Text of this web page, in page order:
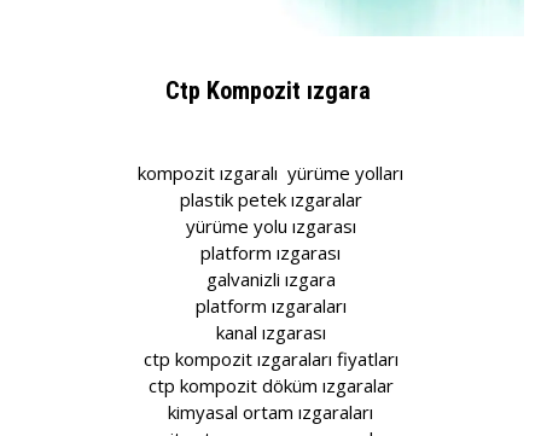
Ctp Kompozit ızgara
kompozit ızgaralı yürüme yolları
plastik petek ızgaralar
yürüme yolu ızgarası
platform ızgarası
galvanizli ızgara
platform ızgaraları
kanal ızgarası
ctp kompozit ızgaraları fiyatları
ctp kompozit döküm ızgaralar
kimyasal ortam ızgaraları